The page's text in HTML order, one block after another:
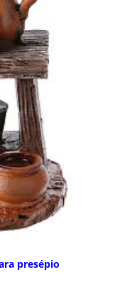
presépio